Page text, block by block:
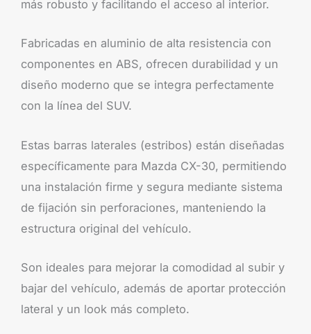
más robusto y facilitando el acceso al interior.
Fabricadas en aluminio de alta resistencia con
componentes en ABS, ofrecen durabilidad y un
diseño moderno que se integra perfectamente
con la línea del SUV.
Estas barras laterales (estribos) están diseñadas
específicamente para Mazda CX-30, permitiendo
una instalación firme y segura mediante sistema
de fijación sin perforaciones, manteniendo la
estructura original del vehículo.
Son ideales para mejorar la comodidad al subir y
bajar del vehículo, además de aportar protección
lateral y un look más completo.